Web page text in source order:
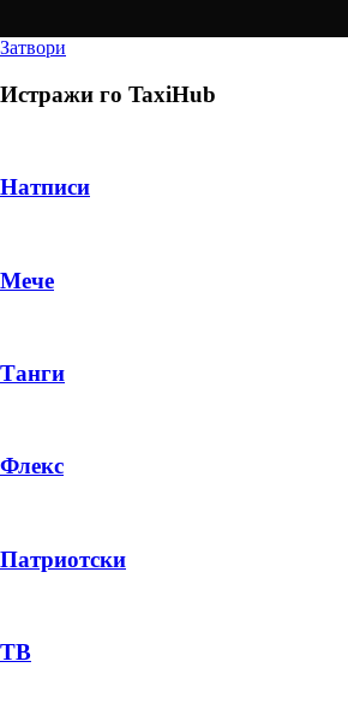
PRODUCT
Затвори
Истражи го TaxiHub
Натписи
Мече
Танги
Флекс
Патриотски
ТВ